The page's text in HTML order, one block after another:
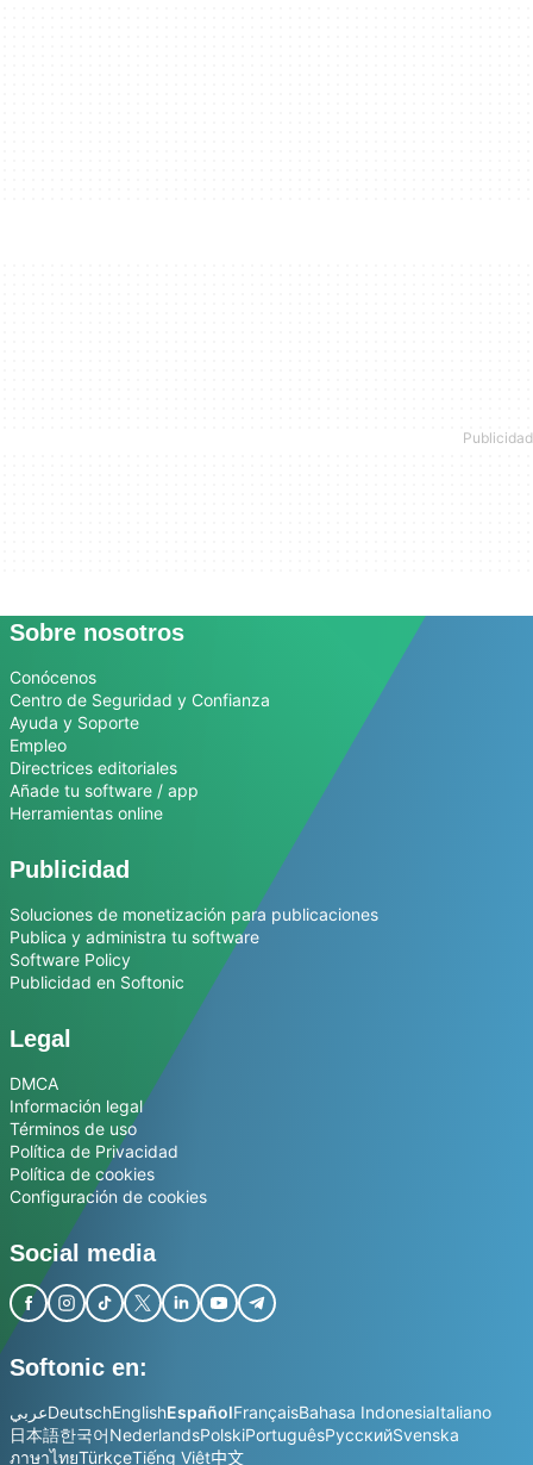
Sobre nosotros
Conócenos
Centro de Seguridad y Confianza
Ayuda y Soporte
Empleo
Directrices editoriales
Añade tu software / app
Herramientas online
Publicidad
Soluciones de monetización para publicaciones
Publica y administra tu software
Software Policy
Publicidad en Softonic
Legal
DMCA
Información legal
Términos de uso
Política de Privacidad
Política de cookies
Configuración de cookies
Social media
Softonic en:
عربيDeutschEnglishEspañolFrançaisBahasa IndonesiaItaliano
日本語한국어NederlandsPolskiPortuguêsРусскийSvenska
ภาษาไทยTürkçeTiếng Việt中文